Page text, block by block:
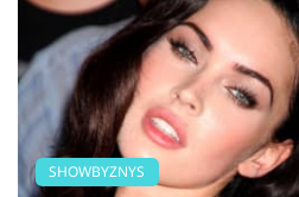
SHOWBYZNYS